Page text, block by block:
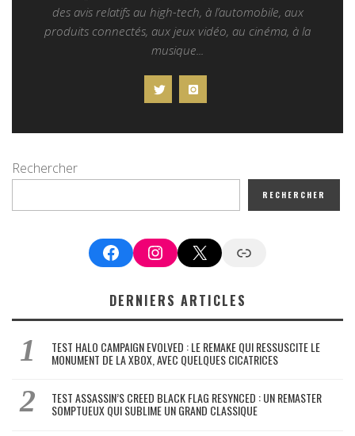
des avis relatifs au high-tech, à l’automobile, aux
produits connectés, aux jeux vidéo, au cinéma, à la
musique...
Rechercher
RECHERCHER
FacebookInstagram
X Google News
DERNIERS ARTICLES
TEST HALO CAMPAIGN EVOLVED : LE REMAKE QUI RESSUSCITE LE
MONUMENT DE LA XBOX, AVEC QUELQUES CICATRICES
TEST ASSASSIN’S CREED BLACK FLAG RESYNCED : UN REMASTER
SOMPTUEUX QUI SUBLIME UN GRAND CLASSIQUE